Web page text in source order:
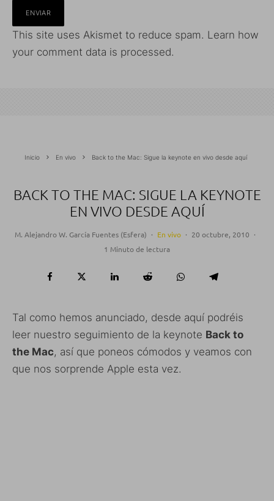
This site uses Akismet to reduce spam. Learn how
your comment data is processed.
Inicio En vivo Back to the Mac: Sigue la keynote en vivo desde aquí
BACK TO THE MAC: SIGUE LA KEYNOTE
EN VIVO DESDE AQUÍ
M. Alejandro W. García Fuentes (Esfera) · En vivo · 20 octubre, 2010 ·
1 Minuto de lectura
Tal como hemos anunciado, desde aquí podréis
leer nuestro seguimiento de la keynote Back to
the Mac, así que poneos cómodos y veamos con
que nos sorprende Apple esta vez.